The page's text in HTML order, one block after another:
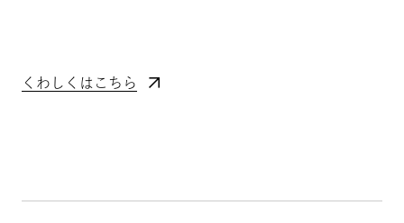
くわしくはこちら